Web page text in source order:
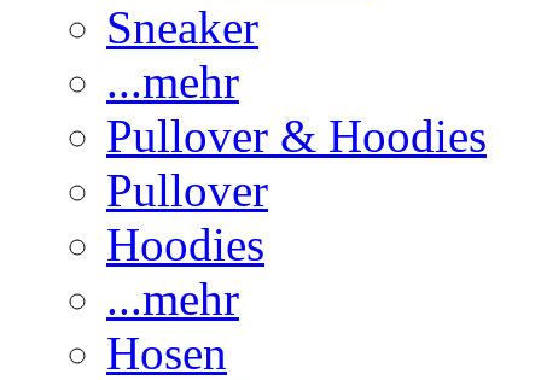
Sneaker
...mehr
Pullover & Hoodies
Pullover
Hoodies
...mehr
Hosen